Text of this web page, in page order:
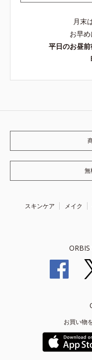
月末
お早め
平日のお昼
無
スキンケア メイク
ORBIS
お買い物